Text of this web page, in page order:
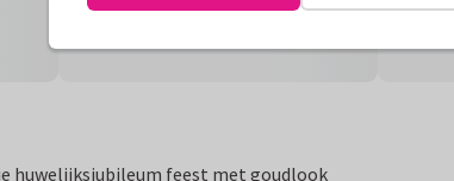
huwelijksjubileum feest met goudlook